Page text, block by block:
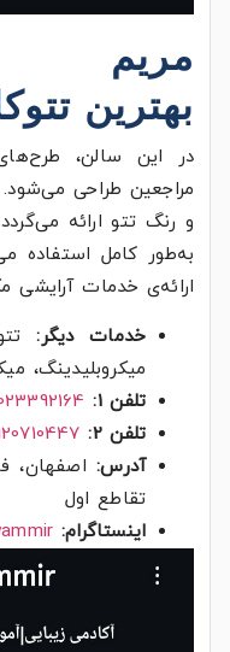
مریم
بهترین
در این سالن،
مراجعین طراحی می‌شود.
و رنگ تتو ارائه
به‌طور کامل استفاده
ارائه‌ی خدمات آرایشی
خدمات دیگر:تتو
میکروبلیدینگ،
تلفن 1:
تلفن 2:
آدرس:
تقاطع اول
اینستاگرام: